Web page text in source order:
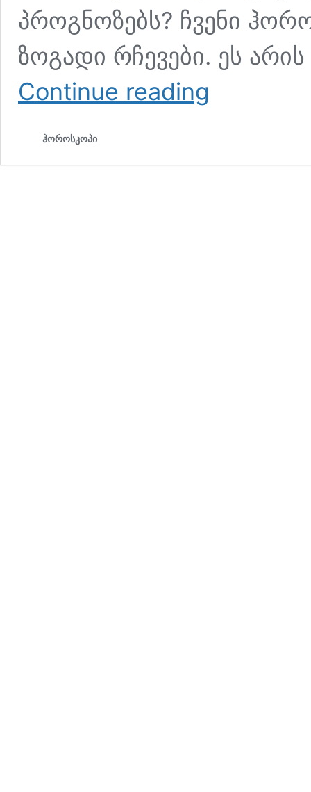
პროგნოზებს? ჩვენი
ზოგადი რჩევები. ეს
Continue reading
ჰოროსკოპი